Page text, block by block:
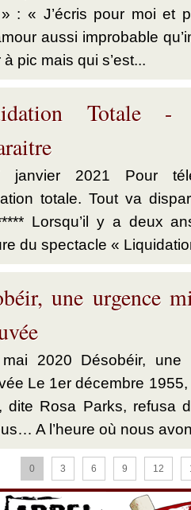
: « J’écris pour moi et
aussi improbable
pic mais qui s’est...
Totale
2021 Pour
totale. Tout va
Lorsqu’il y a deux
du spectacle «
une urgence
2020 Désobéir, une
Le 1er décembre
dite Rosa Parks, refusa
A l’heure où nous
0 3 6 9 12